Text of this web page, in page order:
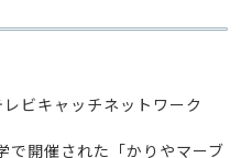
ビキャッチネットワーク
開催された「かりやマーブ